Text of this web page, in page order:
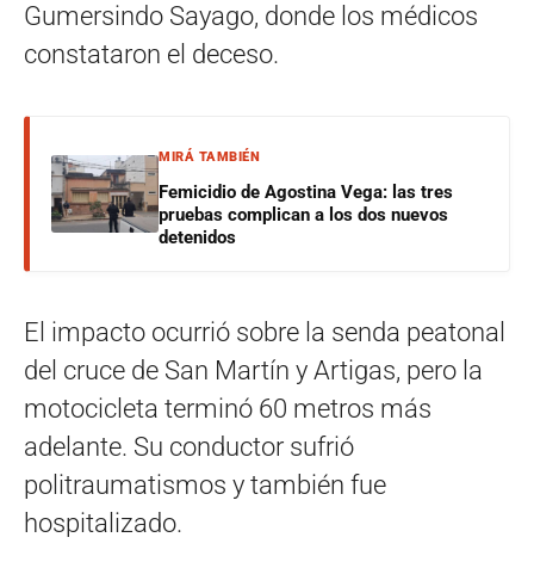
Gumersindo Sayago, donde los médicos
constataron el deceso.
MIRÁ TAMBIÉN
Femicidio de Agostina Vega: las tres
pruebas complican a los dos nuevos
detenidos
El impacto ocurrió sobre la senda peatonal
del cruce de San Martín y Artigas, pero la
motocicleta terminó 60 metros más
adelante. Su conductor sufrió
politraumatismos y también fue
hospitalizado.